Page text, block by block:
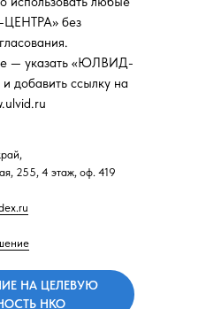
255, 4 этаж, оф. 419
без
— указать «ЮЛВИД-
добавить ссылку на
НА ЦЕЛЕВУЮ
НКО